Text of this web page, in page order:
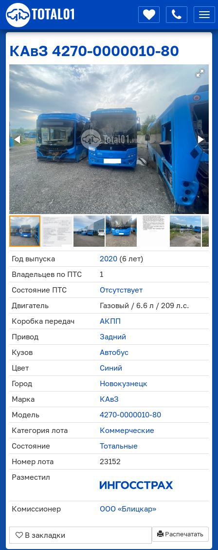
КАвЗ 4270-0000010-80
Год выпуска 2020 (6 лет)
Владельцев по ПТС
1
Состояние ПТС
Отсутствует
Двигатель
Газовый / 6.6 л / 209 л.с.
Коробка передач
АКПП
Привод
Задний
Кузов
Автобус
Цвет
Синий
Город
Новокузнецк
Марка
КАвЗ
Модель
4270-0000010-80
Категория лота
Коммерческие
Состояние
Тотальные
Номер лота
23152
Разместил
Комиссионер ООО «Блицкар»
Распечатать
В закладки